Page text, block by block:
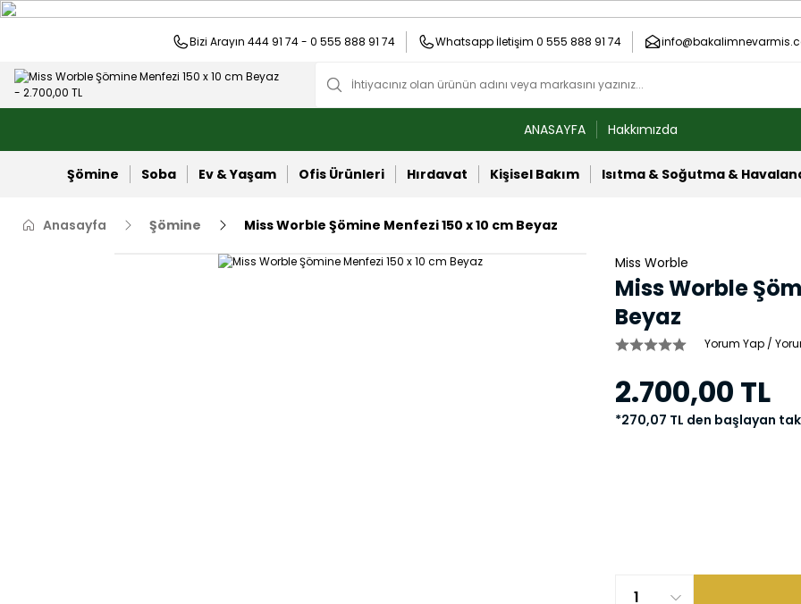
Bizi Arayın 444 91 74 - 0 555 888 91 74 Whatsapp İletişim 0 555 888 91 74
ANASAYFA Hakkımızda
Şömine Soba Ev & Yaşam Ofis Ürünleri Hırdavat Kişisel Bakım Isıtma & Soğutma &
Anasayfa Şömine Miss Worble Şömine Menfezi 150 x 10 cm Beyaz
Miss Worble
Miss Worble
Beyaz
Yorum Yap /
2.700,00 TL
*270,07 TL den başlayan